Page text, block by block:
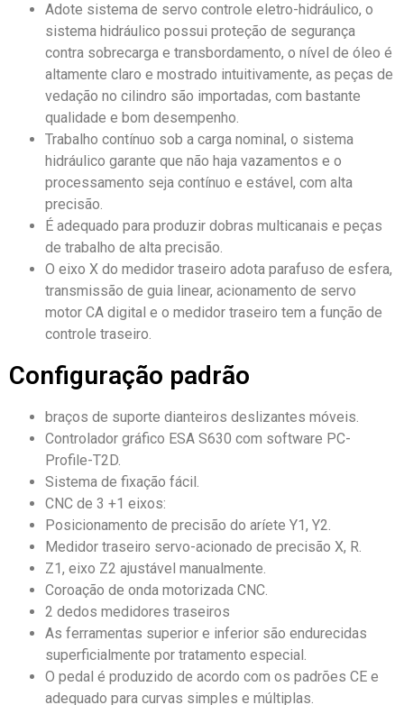
Adote sistema de servo controle eletro-hidráulico, o
sistema hidráulico possui proteção de segurança
contra sobrecarga e transbordamento, o nível de óleo é
altamente claro e mostrado intuitivamente, as peças de
vedação no cilindro são importadas, com bastante
qualidade e bom desempenho.
Trabalho contínuo sob a carga nominal, o sistema
hidráulico garante que não haja vazamentos e o
processamento seja contínuo e estável, com alta
precisão.
É adequado para produzir dobras multicanais e peças
de trabalho de alta precisão.
O eixo X do medidor traseiro adota parafuso de esfera,
transmissão de guia linear, acionamento de servo
motor CA digital e o medidor traseiro tem a função de
controle traseiro.
Configuração padrão
braços de suporte dianteiros deslizantes móveis.
Controlador gráfico ESA S630 com software PC-
Profile-T2D.
Sistema de fixação fácil.
CNC de 3 +1 eixos:
Posicionamento de precisão do aríete Y1, Y2.
Medidor traseiro servo-acionado de precisão X, R.
Z1, eixo Z2 ajustável manualmente.
Coroação de onda motorizada CNC.
2 dedos medidores traseiros
As ferramentas superior e inferior são endurecidas
superficialmente por tratamento especial.
O pedal é produzido de acordo com os padrões CE e
adequado para curvas simples e múltiplas.